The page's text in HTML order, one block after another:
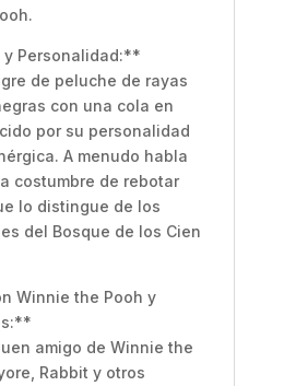
Personalidad:**
de peluche de rayas
con una cola en
por su personalidad
A menudo habla
costumbre de rebotar
lo distingue de los
del Bosque de los Cien
Winnie the Pooh y
amigo de Winnie the
Rabbit y otros